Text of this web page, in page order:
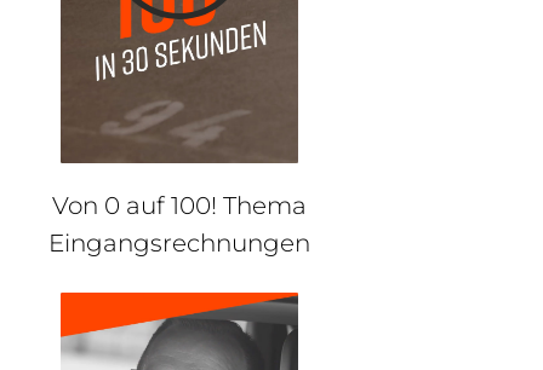
Von 0 auf 100! Thema
Eingangsrechnungen